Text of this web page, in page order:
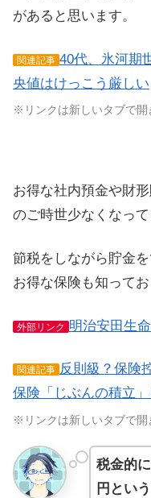
があると思います。
関連記事 40代、氷河期
央値はけっこう厳しい
※リンクは新しいタブで開
お得な社内預金や財
のご時世少なくなって
節税をしながら貯金
お得な保険も知って
外部リンク 明治安田生
関連記事 反則級？保険
保険「じぶんの積立
※リンクは新しいタブで開
税金的
円とい